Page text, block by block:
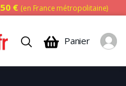
€ (en France métropolitaine)
Panier